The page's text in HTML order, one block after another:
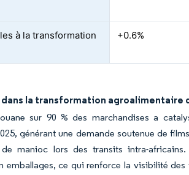
à la transformation
+0.6%
la transformation agroalimentaire
sur 90 % des marchandises a
générant une demande soutenue de
manioc lors des transits intra-
emballages, ce qui renforce la visibilité